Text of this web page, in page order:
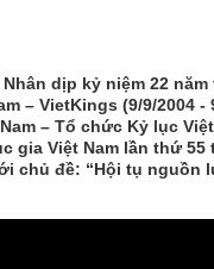
dịp kỷ niệm 22 năm
– VietKings (9/9/2004 -
– Tổ chức Kỷ lục
gia Việt Nam lần thứ 55
chủ đề: “Hội tụ nguồn